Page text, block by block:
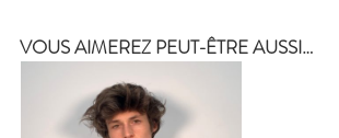
VOUS AIMEREZ PEUT-ÊTRE AUSSI…